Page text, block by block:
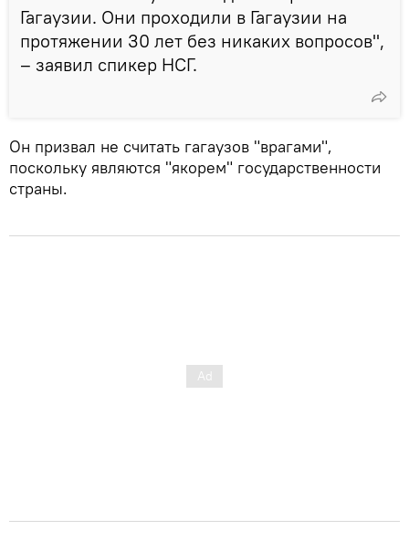
Гагаузии. Они проходили в Гагаузии на
протяжении 30 лет без никаких вопросов",
– заявил спикер НСГ.
Он призвал не считать гагаузов "врагами",
поскольку являются "якорем" государственности
страны.